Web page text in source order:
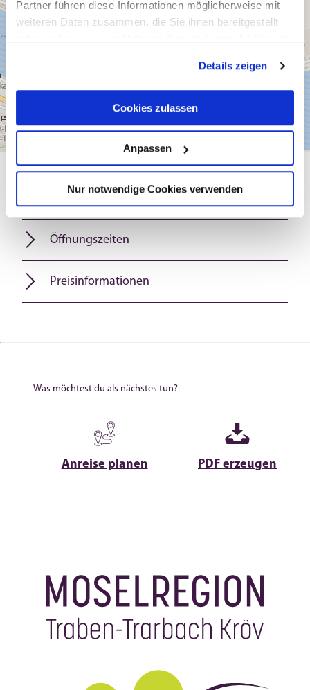
Partner führen diese Informationen möglicherweise mit
weiteren Daten zusammen, die Sie ihnen bereitgestellt
Details zeigen
Cookies zulassen
Anpassen
Nur notwendige Cookies verwenden
Allgemeine Informationen
Öffnungszeiten
Preisinformationen
Was möchtest du als nächstes tun?
Anreise planen PDF erzeugen